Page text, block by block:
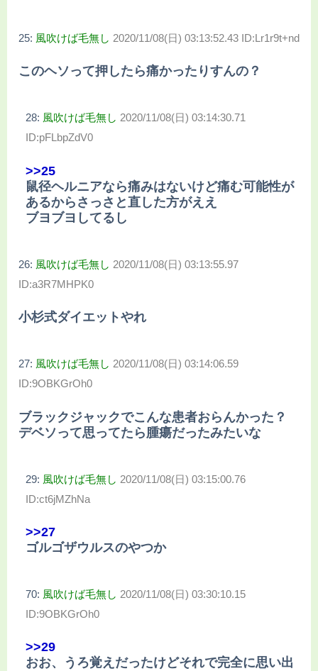
25: 風吹けば毛無し 2020/11/08(日) 03:13:52.43 ID:Lr1r9t+nd
このヘソって押したら痛かったりすんの？
28: 風吹けば毛無し 2020/11/08(日) 03:14:30.71
ID:pFLbpZdV0
>>25
鼠径ヘルニアなら痛みはないけど痛む可能性が
あるからさっさと直した方がええ
ブヨブヨしてるし
26: 風吹けば毛無し 2020/11/08(日) 03:13:55.97
ID:a3R7MHPK0
小杉式ダイエットやれ
27: 風吹けば毛無し 2020/11/08(日) 03:14:06.59
ID:9OBKGrOh0
ブラックジャックでこんな患者おらんかった？
デベソって思ってたら腫瘍だったみたいな
29: 風吹けば毛無し 2020/11/08(日) 03:15:00.76
ID:ct6jMZhNa
>>27
ゴルゴザウルスのやつか
70: 風吹けば毛無し 2020/11/08(日) 03:30:10.15
ID:9OBKGrOh0
>>29
おお、うろ覚えだったけどそれで完全に思い出